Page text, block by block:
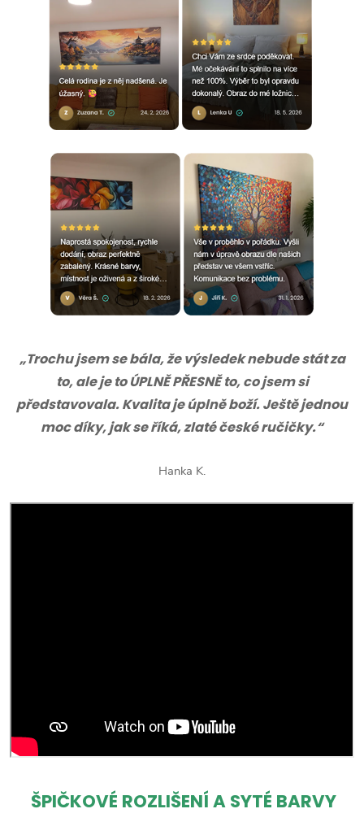
„Trochu jsem se bála, že výsledek nebude stát za
to, ale je to ÚPLNĚ PŘESNĚ to, co jsem si
představovala. Kvalita je úplně boží. Ještě jednou
moc díky, jak se říká, zlaté české ručičky.“
Hanka K.
ŠPIČKOVÉ ROZLIŠENÍ A SYTÉ BARVY